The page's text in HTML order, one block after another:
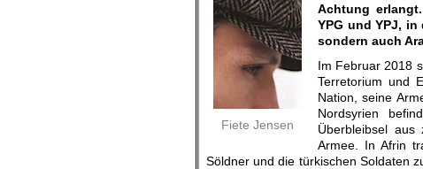
Fiete Jensen
Achtung erlangt.
YPG und YPJ,
sondern auch
Im Februar 2018
Terretorium und
Nation, seine
Nordsyrien
Überbleibsel aus
Armee. In Afrin
Söldner und die türkischen Soldaten